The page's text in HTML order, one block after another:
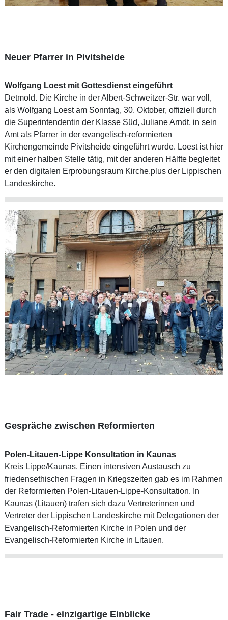
Neuer Pfarrer in Pivitsheide
Wolfgang Loest mit Gottesdienst eingeführt
Detmold. Die Kirche in der Albert-Schweitzer-Str. war voll,
als Wolfgang Loest am Sonntag, 30. Oktober, offiziell durch
die Superintendentin der Klasse Süd, Juliane Arndt, in sein
Amt als Pfarrer in der evangelisch-reformierten
Kirchengemeinde Pivitsheide eingeführt wurde. Loest ist hier
mit einer halben Stelle tätig, mit der anderen Hälfte begleitet
er den digitalen Erprobungsraum Kirche.plus der Lippischen
Landeskirche.
Gespräche zwischen Reformierten
Polen-Litauen-Lippe Konsultation in Kaunas
Kreis Lippe/Kaunas. Einen intensiven Austausch zu
friedensethischen Fragen in Kriegszeiten gab es im Rahmen
der Reformierten Polen-Litauen-Lippe-Konsultation. In
Kaunas (Litauen) trafen sich dazu Vertreterinnen und
Vertreter der Lippischen Landeskirche mit Delegationen der
Evangelisch-Reformierten Kirche in Polen und der
Evangelisch-Reformierten Kirche in Litauen.
Fair Trade - einzigartige Einblicke